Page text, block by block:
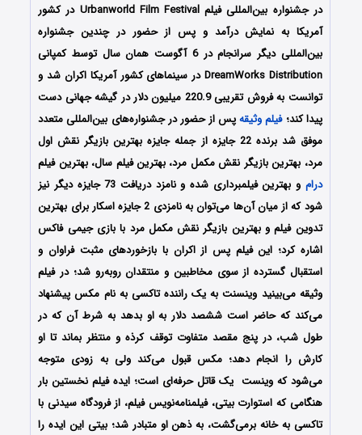
در جشنواره بین‌المللی فیلم Urbanworld Film Festival در کشور
آمریکا به نمایش درآمد و پس از حضور در چندین جشنواره
بین‌المللی دیگر سرانجام در 6 آگوست همان سال توسط کمپانی
DreamWorks Distribution در سینماهای کشور آمریکا اکران شد و
توانست به فروش تقریبی 220.9 میلیون دلار در گیشه جهانی دست
پیدا کند؛فیلم وثیقهپس از حضور در جشنواره‌‌های بین‌المللی متعدد
موفق شد برنده 22 جایزه از جمله جایزه بهترین بازیگر نقش اول
مرد، بهترین بازیگر نقش مکمل مرد، بهترین فیلم سال، بهترین فیلم
درام
و بهترین فیلمبرداری شده و نامزد دریافت 73 جایزه دیگر نیز
شود که از میان آن‌ها می‌توان به نامزدی 2 جایزه اسکار برای بهترین
تدوین فیلم و بهترین بازیگر نقش مکمل مرد با بازی جیمی فاکس
اشاره کرد؛ این فیلم پس از اکران با بازخوردهای مثبت فراوان و
استقبال گسترده از سوی مخاطبین و منتقدان روبه‌رو شد؛ در فیلم
وثیقه می‌بینید وینسنت به یک راننده تاکسی به نام مکس پیشنهاد
می‌کند که حاضر است ششصد دلار به او بدهد به شرط آن که در
طول شب، در پنج مقصد متفاوت توقف کرذه و منتظر بماند تا او
کارش را انجام دهد؛ مکس قبول می‌کند ولی به زودی متوجه
می‌شود که وینست یک قاتل حرفه‌ای است؛ ایده فیلم نخستین بار
هنگامی که استوارت بیتی، فیلمنامه‌نویس فیلم، از فرودگاه سیدنی با
تاکسی به خانه برمی‌گشت، به ذهن او متبادر شد؛ بیتی این ایده را